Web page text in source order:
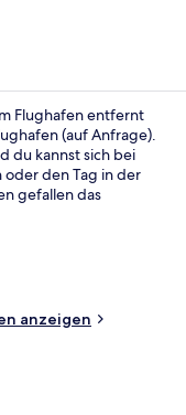
Flughafen entfernt
(auf Anfrage).
du kannst sich bei
den Tag in der
gefallen das
anzeigen